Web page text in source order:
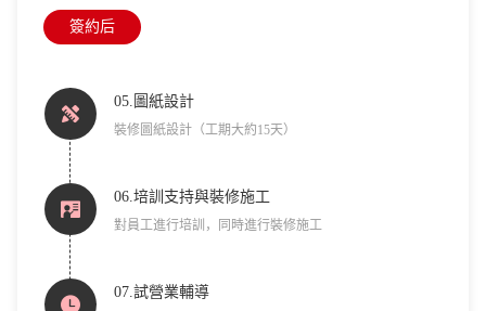
簽約后
05.圖紙設計
裝修圖紙設計（工期大約15天）
06.培訓支持與裝修施工
對員工進行培訓，同時進行裝修施工
07.試營業輔導